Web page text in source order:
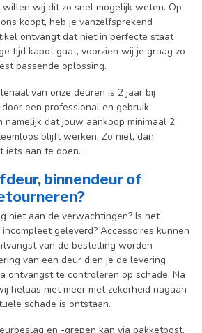
wij dit zo snel mogelijk weten. Op
koopt, heb je vanzelfsprekend
ontvangt dat niet in perfecte staat
tijd kapot gaat, voorzien wij je graag zo
passende oplossing.
van onze deuren is 2 jaar bij
een professional en gebruik
namelijk dat jouw aankoop minimaal 2
blijft werken. Zo niet, dan
iets aan te doen.
binnendeur of
niet aan de verwachtingen? Is het
geleverd? Accessoires kunnen
van de bestelling worden
van een deur dien je de levering
ontvangst te controleren op schade. Na
helaas niet meer met zekerheid nagaan
schade is ontstaan.
en -grepen kan via pakketpost.